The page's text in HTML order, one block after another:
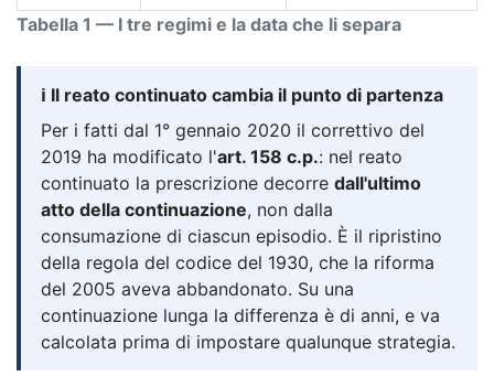
Tabella 1 — I tre regimi e la data che li separa
ℹ️ Il reato continuato cambia il punto di partenza
Per i fatti dal 1° gennaio 2020 il correttivo del
2019 ha modificato l'art. 158 c.p.: nel reato
continuato la prescrizione decorre dall'ultimo
atto della continuazione, non dalla
consumazione di ciascun episodio. È il ripristino
della regola del codice del 1930, che la riforma
del 2005 aveva abbandonato. Su una
continuazione lunga la differenza è di anni, e va
calcolata prima di impostare qualunque strategia.